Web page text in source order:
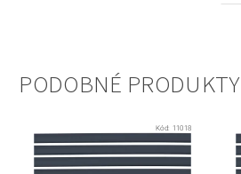
PODOBNÉ PRODUKTY
Kód: 11018